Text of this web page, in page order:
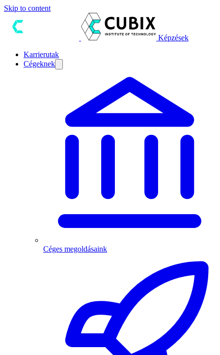
Skip to content
Képzések
Karrierutak
Cégeknek
Céges megoldásaink